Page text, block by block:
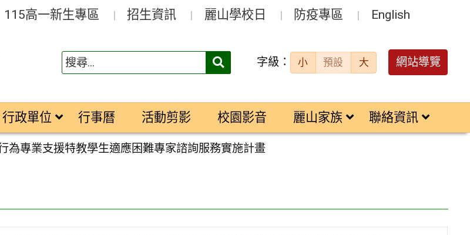
115高一新生專區 招生資訊 麗山學校日 防疫專區 English
搜
字級： 小 預設 大 網站導覽
行政單位 行事曆 活動剪影 校園影音 麗山家族 聯絡資訊
為專業支援特教學生適應困難專家諮詢服務實施計畫